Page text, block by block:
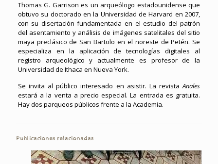
Thomas G. Garrison es un arqueólogo estadounidense que
obtuvo su doctorado en la Universidad de Harvard en 2007,
con su disertación fundamentada en el estudio del patrón
del asentamiento y análisis de imágenes satelitales del sitio
maya preclásico de San Bartolo en el noreste de Petén. Se
especializa en la aplicación de tecnologías digitales al
registro arqueológico y actualmente es profesor de la
Universidad de Ithaca en Nueva York.
Se invita al público interesado en asistir. La revistaAnales
estará a la venta a precio especial. La entrada es gratuita.
Hay dos parqueos públicos frente a la Academia.
Publicaciones relacionadas